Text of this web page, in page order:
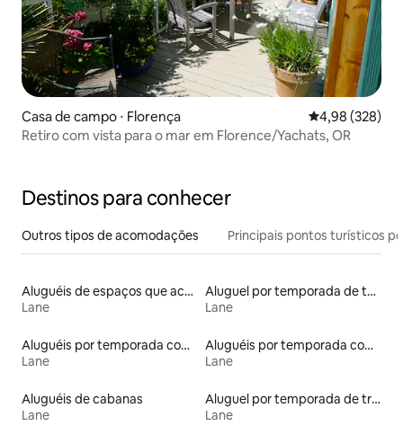
Casa de campo ⋅ Florença 4,98 de uma
4,98 (328)
Retiro com vista para o mar em Florence/Yachats, OR
Destinos para conhecer
Outros tipos de acomodações Principais pontos turísticos
Aluguéis de espaços que aceitam animais de estimação
Lane
Aluguel por temporada de townhouses
Lane
Aluguéis por temporada com café da manhã
Lane
Aluguéis por temporada com acesso ao lago
Lane
Aluguéis de cabanas
Lane
Aluguel por temporada de trailers
Lane